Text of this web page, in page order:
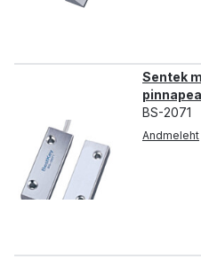
Sentek
BS-2071
Andmeleht